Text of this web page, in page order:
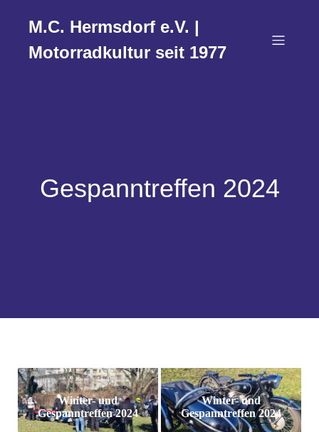
M.C. Hermsdorf e.V. |
Motorradkultur seit 1977
Gespanntreffen 2024
Winter- und
Gespanntreffen 2024
Winter- und
Gespanntreffen 2024